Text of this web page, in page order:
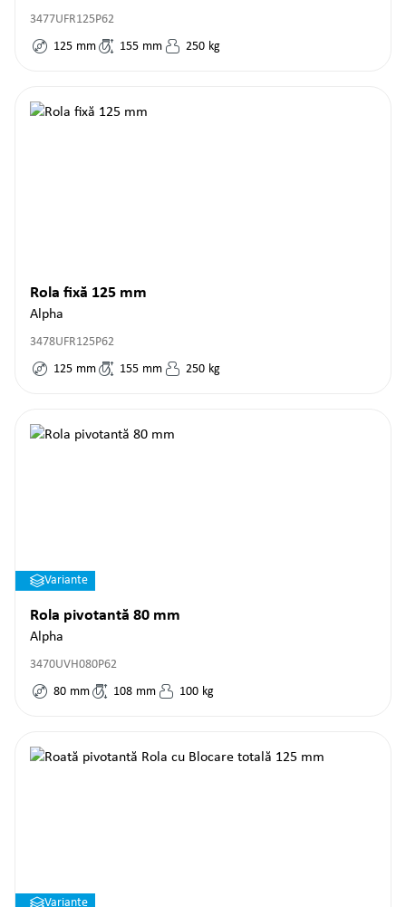
3477UFR125P62
125 mm 155 mm 250 kg
Rola fixă 125 mm
Alpha
3478UFR125P62
125 mm 155 mm 250 kg
Variante
Rola pivotantă 80 mm
Alpha
3470UVH080P62
80 mm 108 mm 100 kg
Variante